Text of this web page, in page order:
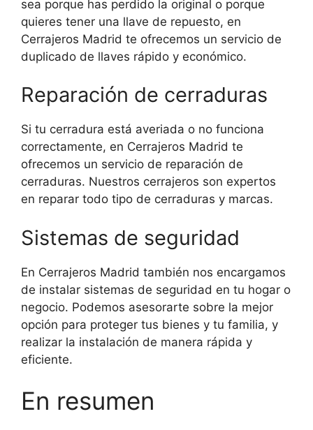
sea porque has perdido la original o porque
quieres tener una llave de repuesto, en
Cerrajeros Madrid te ofrecemos un servicio de
duplicado de llaves rápido y económico.
Reparación de cerraduras
Si tu cerradura está averiada o no funciona
correctamente, en Cerrajeros Madrid te
ofrecemos un servicio de reparación de
cerraduras. Nuestros cerrajeros son expertos
en reparar todo tipo de cerraduras y marcas.
Sistemas de seguridad
En Cerrajeros Madrid también nos encargamos
de instalar sistemas de seguridad en tu hogar o
negocio. Podemos asesorarte sobre la mejor
opción para proteger tus bienes y tu familia, y
realizar la instalación de manera rápida y
eficiente.
En resumen